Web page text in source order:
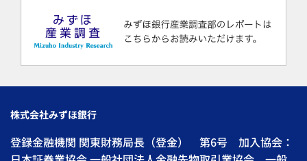
株式会社みずほ銀行
登録金融機関 関東財務局長（登金） 第6号 加入協会：